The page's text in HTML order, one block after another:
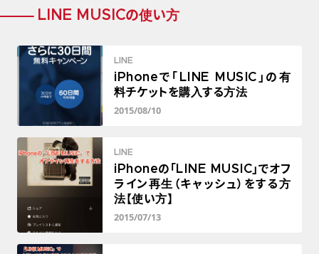
LINE MUSICの使い方
LINE
iPhoneで「LINE MUSIC」の有
料チケットを購入する方法
2015/08/10
LINE
iPhoneの「LINE MUSIC」でオフ
ライン再生（キャッシュ）をする方
法【使い方】
2015/07/13